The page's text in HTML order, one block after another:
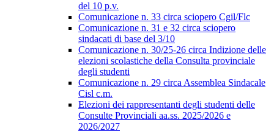
del 10 p.v.
Comunicazione n. 33 circa sciopero Cgil/Flc
Comunicazione n. 31 e 32 circa sciopero
sindacati di base del 3/10
Comunicazione n. 30/25-26 circa Indizione delle
elezioni scolastiche della Consulta provinciale
degli studenti
Comunicazione n. 29 circa Assemblea Sindacale
Cisl c.m.
Elezioni dei rappresentanti degli studenti delle
Consulte Provinciali aa.ss. 2025/2026 e
2026/2027